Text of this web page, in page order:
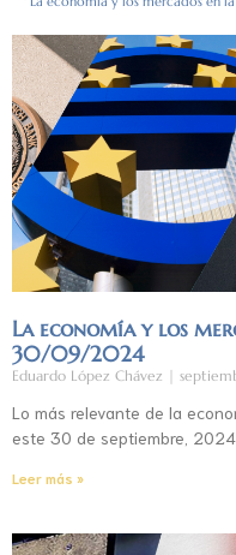
La economía y los
30/09/2024
Eduardo López Chávez
Lo más relevante de la
este 30 de septiembre, 2024
Leer más »